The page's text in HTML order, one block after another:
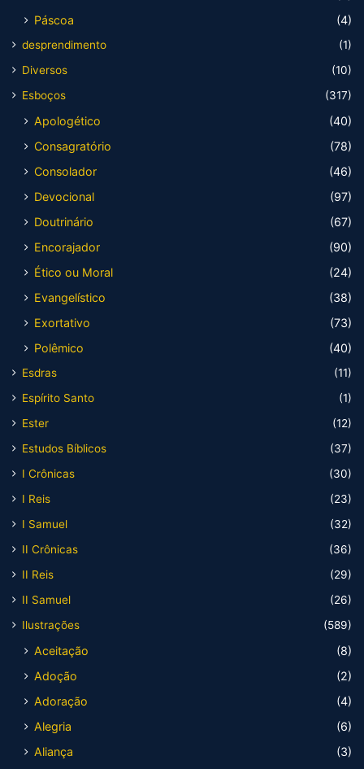
Páscoa
(4)
desprendimento
(1)
Diversos
(10)
Esboços
(317)
Apologético
(40)
Consagratório
(78)
Consolador
(46)
Devocional
(97)
Doutrinário
(67)
Encorajador
(90)
Ético ou Moral
(24)
Evangelístico
(38)
Exortativo
(73)
Polêmico
(40)
Esdras
(11)
Espírito Santo
(1)
Ester
(12)
Estudos Bíblicos
(37)
I Crônicas
(30)
I Reis
(23)
I Samuel
(32)
II Crônicas
(36)
II Reis
(29)
II Samuel
(26)
Ilustrações
(589)
Aceitação
(8)
Adoção
(2)
Adoração
(4)
Alegria
(6)
Aliança
(3)